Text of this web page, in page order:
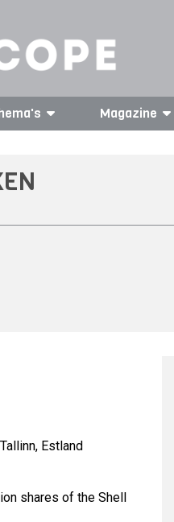
Magazine
Estland
shares of the Shell